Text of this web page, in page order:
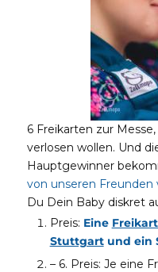
6 Freikarten zur
verlosen wollen. Und
Hauptgewinner
von unseren Freunden
Du Dein Baby diskret
Preis: Eine
Stuttgartund ein
– 6. Preis: Je eine